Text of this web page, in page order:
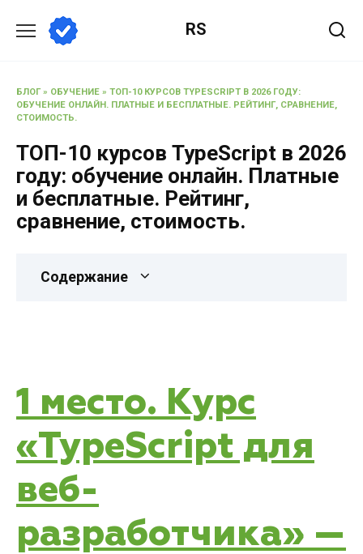
RS
БЛОГ» ОБУЧЕНИЕ » ТОП-10 КУРСОВ TYPESCRIPT В 2026 ГОДУ:
ОБУЧЕНИЕ ОНЛАЙН. ПЛАТНЫЕ И БЕСПЛАТНЫЕ. РЕЙТИНГ, СРАВНЕНИЕ,
СТОИМОСТЬ.
ТОП-10 курсов TypeScript в 2026
году: обучение онлайн. Платные
и бесплатные. Рейтинг,
сравнение, стоимость.
Содержание
1 место. Курс
«TypeScript для
веб-
разработчика» —